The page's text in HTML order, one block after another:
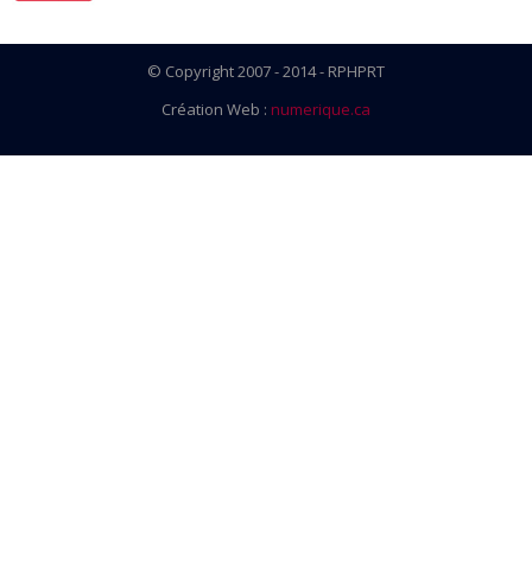
© Copyright 2007 - 2014 - RPHPRT
Création Web : numerique.ca